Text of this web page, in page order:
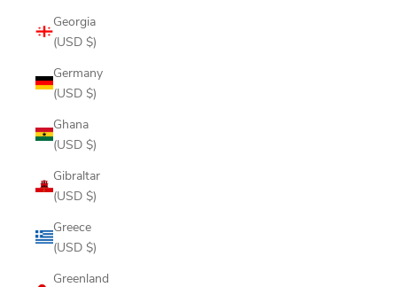
Georgia
(USD $)
Germany
(USD $)
Ghana
(USD $)
Gibraltar
(USD $)
Greece
(USD $)
Greenland